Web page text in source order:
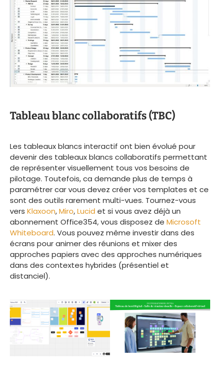
Tableau blanc collaboratifs (TBC)
Les tableaux blancs interactif ont bien évolué pour
devenir des tableaux blancs collaboratifs permettant
de représenter visuellement tous vos besoins de
pilotage. Toutefois, ca demande plus de temps à
paramétrer car vous devez créer vos templates et ce
sont des outils rarement multi-vues. Tournez-vous
vers Klaxoon,Miro,Lucid et si vous avez déjà un
abonnement Office354, vous disposez de Microsoft
Whiteboard. Vous pouvez même investir dans des
écrans pour animer des réunions et mixer des
approches papiers avec des approches numériques
dans des contextes hybrides (présentiel et
distanciel).